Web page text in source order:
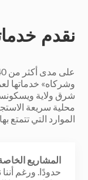
نقدم
وشركاه» خدماتها
شرق ولاية
محلية سريعة
الموارد التي
المشاريع
حدودًا. ورغم